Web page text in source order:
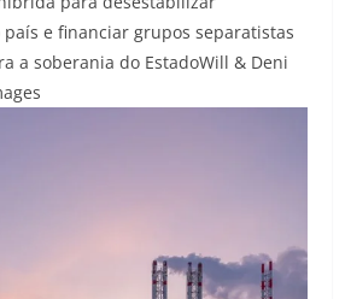
e financiar grupos separatistas
a soberania do EstadoWill & Deni